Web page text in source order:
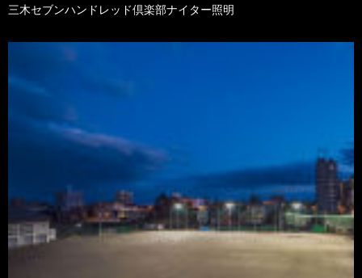
三木セブンハンドレッド倶楽部ナイター照明